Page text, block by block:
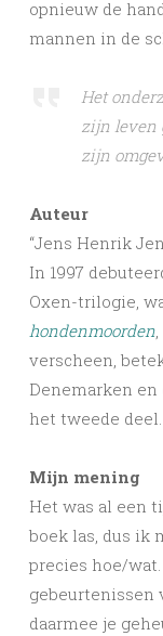
opnieuw de
mannen in de
Het
zijn leven
zijn
Auteur
“Jens Henrik
In 1997
Oxen-trilogie,
hondenmoorden
verscheen,
Denemarken en
het tweede deel.
Mijn mening
Het was al een
boek las, dus ik
precies hoe/
gebeurtenissen
daarmee je